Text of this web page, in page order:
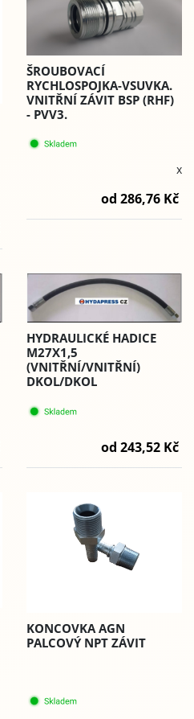
ŠROUBOVACÍ
RYCHLOSPOJKA-VSUVKA.
VNITŘNÍ ZÁVIT BSP (RHF)
- PVV3.
x
od 286,76 Kč
HYDRAULICKÉ HADICE
M27X1,5
(VNITŘNÍ/VNITŘNÍ)
DKOL/DKOL
od 243,52 Kč
KONCOVKA AGN
PALCOVÝ NPT ZÁVIT